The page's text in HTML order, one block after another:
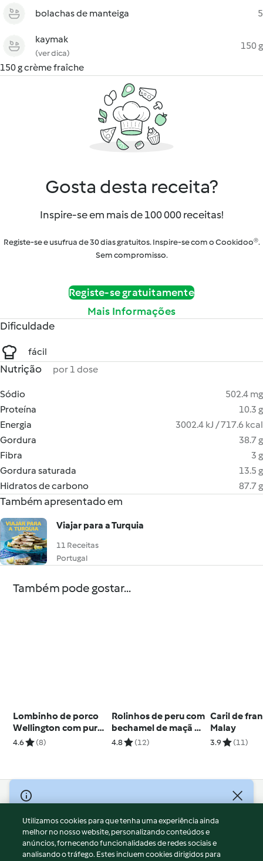
bolachas de manteiga
5
kaymak
(ver dica)
150 g
150 g crème fraîche
Gosta desta receita?
Inspire-se em mais de 100 000 receitas!
Registe-se e usufrua de 30 dias gratuitos. Inspire-se com o Cookidoo®.
Sem compromisso.
Registe-se gratuitamente
Mais Informações
Dificuldade
fácil
Nutrição por 1 dose
Sódio
502.4 mg
Proteína
10.3 g
Energia
3002.4 kJ / 717.6 kcal
Gordura
38.7 g
Fibra
3 g
Gordura saturada
13.5 g
Hidratos de carbono
87.7 g
Também apresentado em
Viajar para a Turquia
11 Receitas
Portugal
Também pode gostar...
Lombinho de porco
Wellington com puré
de ervilhas e molho
4.6 (8)
Rolinhos de peru com
bechamel de maçã da
Denize Soares
4.8 (12)
Caril de
Malay
3.9 (11)
© Copyright 2026
Termos de Utilização
Aviso sobre Proteção de Dados
Aviso
Utilizamos cookies para que tenha uma experiência ainda
melhor no nosso website, personalizando conteúdos e
anúncios, fornecendo funcionalidades de redes sociais e
analisando o tráfego. Estes incluem cookies dirigidos para